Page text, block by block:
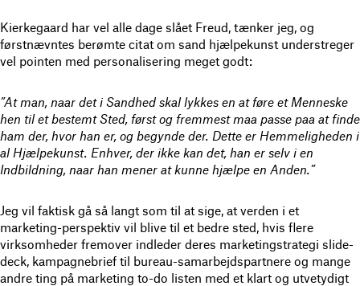
Kierkegaard har vel alle dage slået Freud, tænker jeg, og
førstnævntes berømte citat om sand hjælpekunst understreger
vel pointen med personalisering meget godt:
”At man, naar det i Sandhed skal lykkes en at føre et Menneske
hen til et bestemt Sted, først og fremmest maa passe paa at finde
ham der, hvor han er, og begynde der. Dette er Hemmeligheden i
al Hjælpekunst. Enhver, der ikke kan det, han er selv i en
Indbildning, naar han mener at kunne hjælpe en Anden.”
Jeg vil faktisk gå så langt som til at sige, at verden i et
marketing-perspektiv vil blive til et bedre sted, hvis flere
virksomheder fremover indleder deres marketingstrategi slide-
deck, kampagnebrief til bureau-samarbejdspartnere og mange
andre ting på marketing to-do listen med et klart og utvetydigt